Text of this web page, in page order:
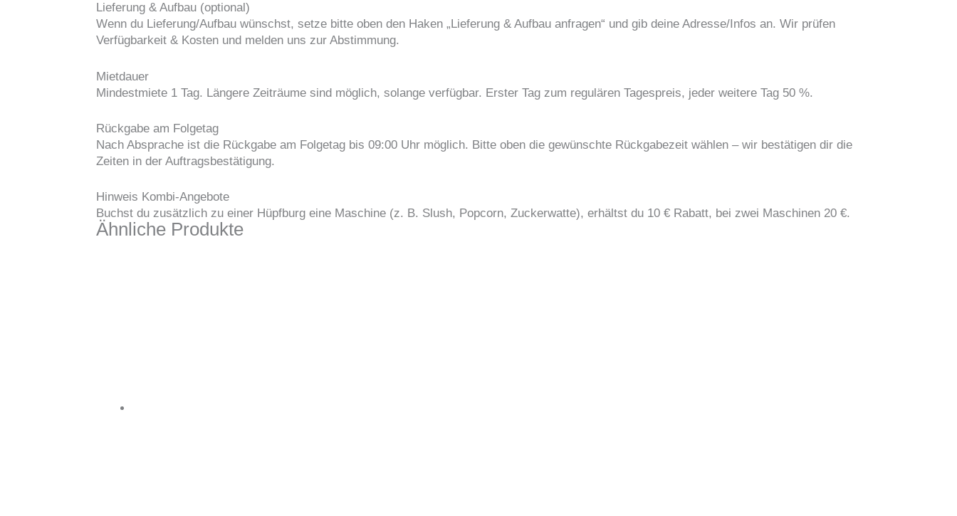
Lieferung & Aufbau (optional)
Wenn du Lieferung/Aufbau wünschst, setze bitte oben den Haken „Lieferung & Aufbau anfragen“ und gib deine Adresse/Infos an. Wir prüfen
Verfügbarkeit & Kosten und melden uns zur Abstimmung.
Mietdauer
Mindestmiete 1 Tag. Längere Zeiträume sind möglich, solange verfügbar. Erster Tag zum regulären Tagespreis, jeder weitere Tag 50 %.
Rückgabe am Folgetag
Nach Absprache ist die Rückgabe am Folgetag bis 09:00 Uhr möglich. Bitte oben die gewünschte Rückgabezeit wählen – wir bestätigen dir die
Zeiten in der Auftragsbestätigung.
Hinweis Kombi-Angebote
Buchst du zusätzlich zu einer Hüpfburg eine Maschine (z. B. Slush, Popcorn, Zuckerwatte), erhältst du 10 € Rabatt, bei zwei Maschinen 20 €.
Ähnliche Produkte